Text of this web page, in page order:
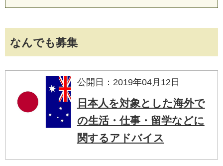
なんでも募集
公開日：2019年04月12日
日本人を対象とした海外で
の生活・仕事・留学などに
関するアドバイス